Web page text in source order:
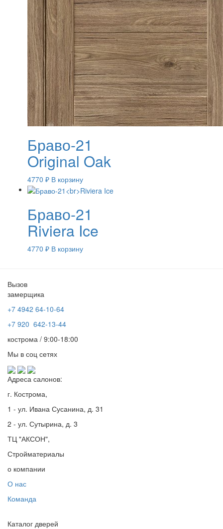
Браво-21
Original Oak
4770 ₽ В корзину
Браво-21
Riviera Ice
4770 ₽ В корзину
Вызов
замерщика
+7 4942 64-10-64
+7 920 642-13-44
кострома / 9:00-18:00
Мы в соц сетях
Адреса салонов:
г. Кострома,
1 - ул. Ивана Сусанина, д. 31
2 - ул. Сутырина, д. 3
ТЦ "АКСОН",
Стройматериалы
о компании
О нас
Команда
Каталог дверей